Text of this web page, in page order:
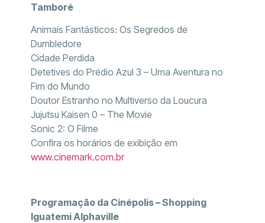
Tamboré
Animais Fantásticos: Os Segredos de
Dumbledore
Cidade Perdida
Detetives do Prédio Azul 3 – Uma Aventura no
Fim do Mundo
Doutor Estranho no Multiverso da Loucura
Jujutsu Kaisen 0 – The Movie
Sonic 2: O Filme
Confira os horários de exibição em
www.cinemark.com.br
Programação da Cinépolis – Shopping
Iguatemi Alphaville